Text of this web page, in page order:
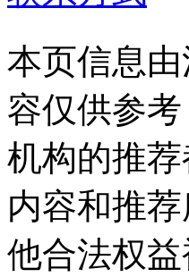
本页信息
容仅供参
机构的推
内容和推
他合法权